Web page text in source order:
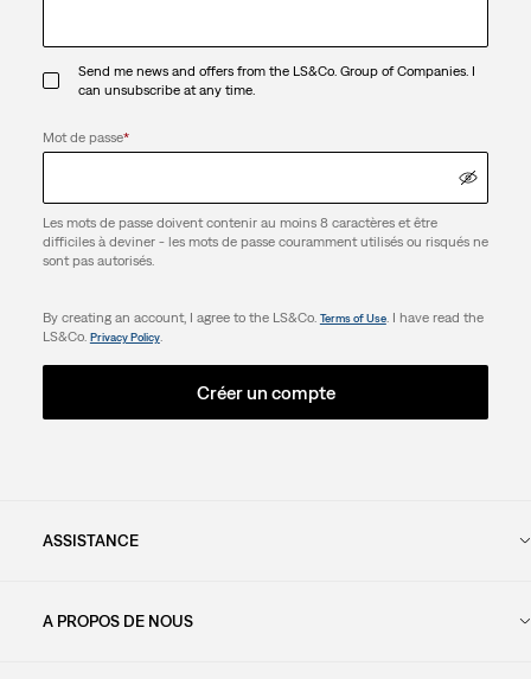
Send me news and offers from the LS&Co. Group of Companies. I
can unsubscribe at any time.
Mot de passe*
Les mots de passe doivent contenir au moins 8 caractères et être
difficiles à deviner - les mots de passe couramment utilisés ou risqués ne
sont pas autorisés.
By creating an account, I agree to the LS&Co. Terms of Use. I have read the
LS&Co. Privacy Policy.
Créer un compte
ASSISTANCE
A PROPOS DE NOUS